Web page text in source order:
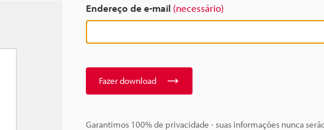
Endereço de e-mail (necessário)
Fazer download
Garantimos 100% de privacidade - suas informações nunca